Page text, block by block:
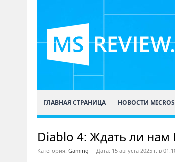
ГЛАВНАЯ СТРАНИЦА НОВОСТИ
Diablo 4: Ждать ли
Категория: Gaming Дата: 15 августа 2025 г. в